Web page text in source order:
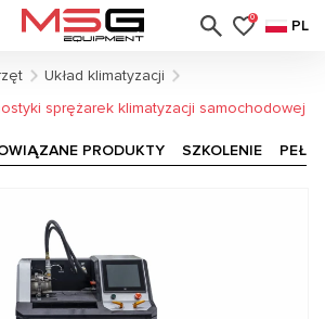
0 PL
Układ klimatyzacji
sprężarek klimatyzacji samochodowej
PRODUKTY SZKOLENIE